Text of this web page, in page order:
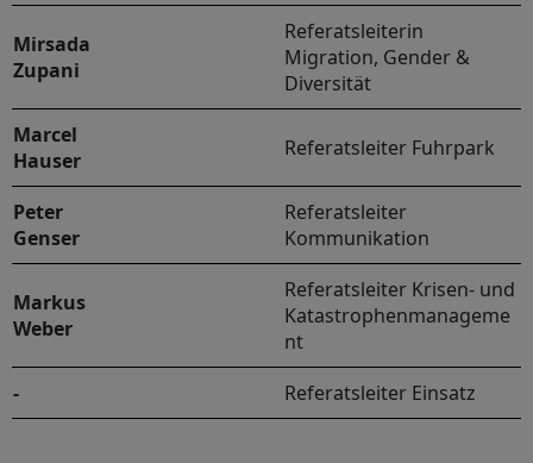
Mirsada
Zupani
Referatsleiterin
Migration, Gender &
Diversität
Marcel
Hauser
Referatsleiter Fuhrpark
Peter
Genser
Referatsleiter
Kommunikation
Markus
Weber
Referatsleiter Krisen- und
Katastrophenmanageme
nt
-
Referatsleiter Einsatz